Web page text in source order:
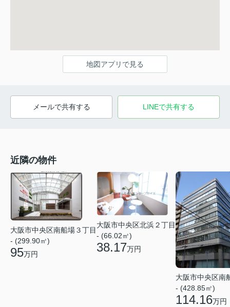
地図アプリで見る
メールで共有する LINEで共有する
近隣の物件
大阪市中央区南船場３丁目
- (299.90㎡)
95万円
大阪市中央区北浜２丁目
- (66.02㎡)
38.17万円
大阪市中央区南
- (428.85㎡)
114.16万円